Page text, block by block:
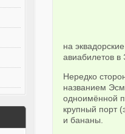
на
авиабилетов в
Нередко
названием
одноимённой
крупный порт
и бананы.